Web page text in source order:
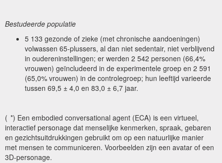
Bestudeerde populatie
5 133 gezonde of zieke (met chronische aandoeningen)
volwassen 65-plussers, al dan niet sedentair, niet verblijvend
in oudereninstellingen; er werden 2 542 personen (66,4%
vrouwen) geïncludeerd in de experimentele groep en 2 591
(65,0% vrouwen) in de controlegroep; hun leeftijd varieerde
tussen 69,5 ± 4,0 en 83,0 ± 6,7 jaar.
( *) Een embodied conversational agent (ECA) is een virtueel,
interactief personage dat menselijke kenmerken, spraak, gebaren
en gezichtsuitdrukkingen gebruikt om op een natuurlijke manier
met mensen te communiceren. Voorbeelden zijn een avatar of een
3D-personage.